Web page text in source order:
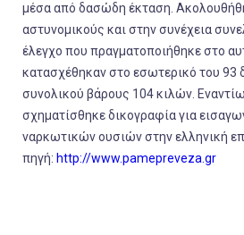
μέσα από δασώδη έκταση.
αστυνομικούς και στην συνέχεια
έλεγχο που πραγματοποιήθηκε στο
κατασχέθηκαν στο εσωτερικό του 93
συνολικού βάρους 104 κιλών.
σχηματίσθηκε δικογραφία για
ναρκωτικών ουσιών στην ελληνική
πηγή: http://www.pamepreveza.gr